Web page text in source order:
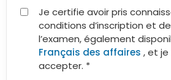
Je certifie avoir pris
conditions d’inscription et
l’examen, également
Français des affaires , et je
accepter. *